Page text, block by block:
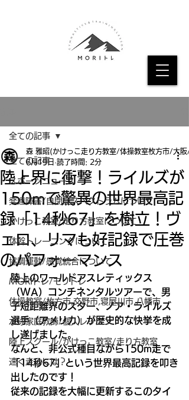
全ての記事
スポーツニュース
発達障害/自閉症スペクトラムについて
かけっこ教室/走り方教室について
体幹トレーニングについて
協調運動/感覚統合について
MORIトレ/モリトレ
体操教室/枚方市,交野市,寝屋川市,八幡市
水泳家庭教師/個人レッスン
陸上スクール/かけっこ教室/走り方教室
速く走るには？
全ての記事
陸上界に衝撃！ライルズが
150mで驚異の世界最高記
録「14秒67」を樹立！ヴ
ェロ、リマも好記録で圧巻
のパフォーマンス
森 雅昭(かけっこ走り方教室/体操教室枚方市/大阪/
6月19日 読了時間: 2分
陸上のワールドアスレティックス
（WA）コンチネンタルツアーで、男
子短距離界のスター、ノア・ライルズ
選手（アメリカ）が歴史的な快挙を成
し遂げました。
なんと、非公式種目ながら150m走で
「14秒67」という世界最高記録を叩き
出したのです！
従来の記録を大幅に更新するこのタイ